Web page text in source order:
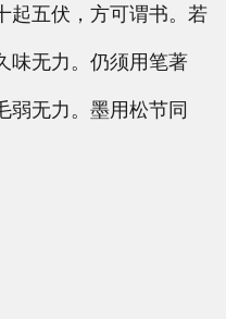
起五伏，方可谓书。若
味无力。仍须用笔著
弱无力。墨用松节同